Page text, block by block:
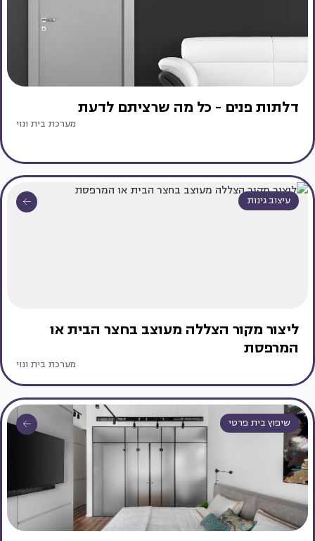
דלתות פנים - כל מה שרציתם לדעת
מערכת בית ונוי
עיצוב גינות
ליצור מקור הצללה מעוצב בחצר הבית או
המרפסת
מערכת בית ונוי
שיפוץ בית פרטי